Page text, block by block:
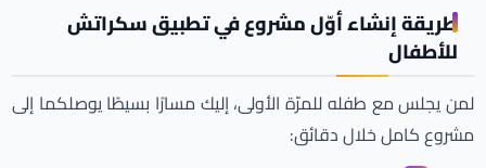
طريقة إنشاء أوّل مشروع في تطبيق سكراتش
للأطفال
لمن يجلس مع طفله للمرّة الأولى، إليك مسارًا بسيطًا يوصلكما إلى
مشروع كامل خلال دقائق: